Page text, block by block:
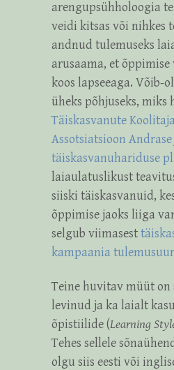
arengupsühholoogia
veidi kitsas või nihkes
andnud tulemuseks
arusaama, et õppimise
koos lapseeaga. Võib-
üheks põhjuseks, miks
Täiskasvanute
Assotsiatsioon Andrase
täiskasvanuhariduse
laiaulatuslikust
siiski täiskasvanuid,
õppimise jaoks liiga
selgub viimasest
kampaania
Teine huvitav müüt
levinud ja ka laialt
õpistiilide (Learning
Tehes sellele
olgu siis eesti või